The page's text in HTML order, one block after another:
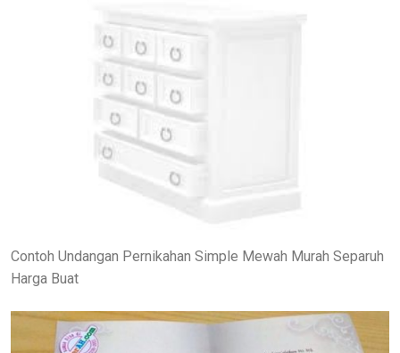
Contoh Undangan Pernikahan Simple Mewah Murah Separuh
Harga Buat